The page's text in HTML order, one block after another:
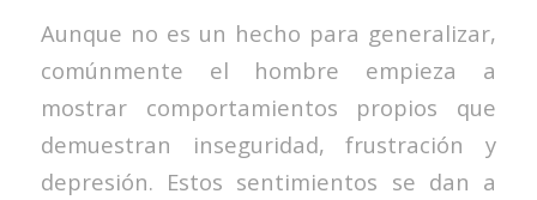
Aunque no es un hecho para generalizar,
comúnmente el hombre empieza a
mostrar comportamientos propios que
demuestran inseguridad, frustración y
depresión. Estos sentimientos se dan a